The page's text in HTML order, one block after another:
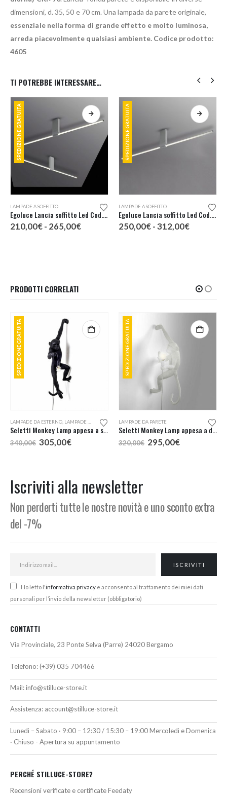
dimensioni, d. 35, 50 e 70 cm. Una lampada da parete originale,
essenziale nella forma di grande effetto e molto luminosa,
arreda piacevolmente qualsiasi ambiente. Codice prodotto:
4605
TI POTREBBE INTERESSARE…
SPEDIZIONE GRATUITA
Questo prodotto ha più varianti. Le opzioni possono essere scelte nella pagina del prodotto
LAMPADE A SOFFITTO
Egoluce Lancia soffitto Led Cod. 5567
210,00€ - 265,00€Fascia
SPEDIZIONE GRATUITA
Questo prodotto ha più varianti. Le opzioni possono essere scelte nella pagina del prodotto
LAMPADE A SOFFITTO
Egoluce Lancia soffitto Led Cod. 5568
250,00€ - 312,00€Fascia
PRODOTTI CORRELATI
SPEDIZIONE GRATUITA
LAMPADE DA ESTERNO LAMPADE DA PARETE
Seletti Monkey Lamp appesa a sinistra lampada da esterno
340,00€ Il
prezzo
305,00€Il
SPEDIZIONE GRATUITA
LAMPADE DA PARETE
Seletti Monkey Lamp appesa a destra
320,00€ Il
prezzo
295,00€Il
Iscriviti alla newsletter
Non perderti tutte le nostre novità e uno sconto extra
del -7%
Ho letto l'informativa privacy e acconsento al trattamento dei miei dati
personali per l’invio della newsletter (obbligatorio)
CONTATTI
Via Provinciale, 23 Ponte Selva (Parre) 24020 Bergamo
Telefono: (+39) 035 704466
Mail:info@stilluce-store.it
Assistenza: account@stilluce-store.it
Lunedì – Sabato · 9:00 – 12:30 / 15:30 – 19:00 Mercoledì e Domenica
· Chiuso - Apertura su appuntamento
PERCHÉ STILLUCE-STORE?
Recensioni verificate e certificate Feedaty